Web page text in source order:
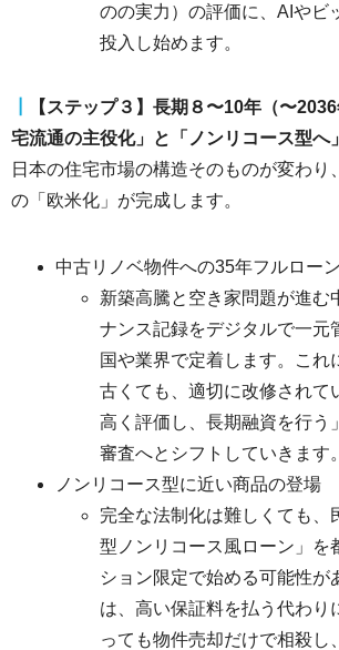
のの実力）の評価に、AIやビ
投入し始めます。
【ステップ３】長期８〜10年（〜
宅流通の主役化」と「ノンリコース型へ」
日本の住宅市場の構造そのものが変わり
の「欧米化」が完成します。
中古リノベ物件への35年フルロー
新築高騰と空き家問題が進む
ナンス記録をデジタルで一元
国や業界で定着します。これ
古くても、適切に改修されて
高く評価し、長期融資を行う
審査へとシフトしていきます。
ノンリコース型に近い商品の登場
完全な法制化は難しくても、
型ノンリコース風ローン」を
ション限定で始める可能性が
は、高い保証料を払う代わり
っても物件売却だけで相殺し